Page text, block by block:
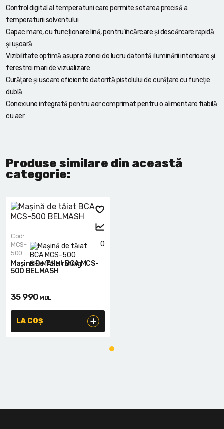
Control digital al temperaturii care permite setarea precisă a
temperaturii solventului
Capac mare, cu funcționare lină, pentru încărcare și descărcare rapidă
și ușoară
Vizibilitate optimă asupra zonei de lucru datorită iluminării interioare și
ferestrei mari de vizualizare
Curățare și uscare eficiente datorită pistolului de curățare cu funcție
dublă
Conexiune integrată pentru aer comprimat pentru o alimentare fiabilă
cu aer
Produse similare din această
categorie:
0
Cod:
MCS-
500
Mașină De Tăiat BCA MCS-
500 BELMASH
35 990 MDL
LA COȘ